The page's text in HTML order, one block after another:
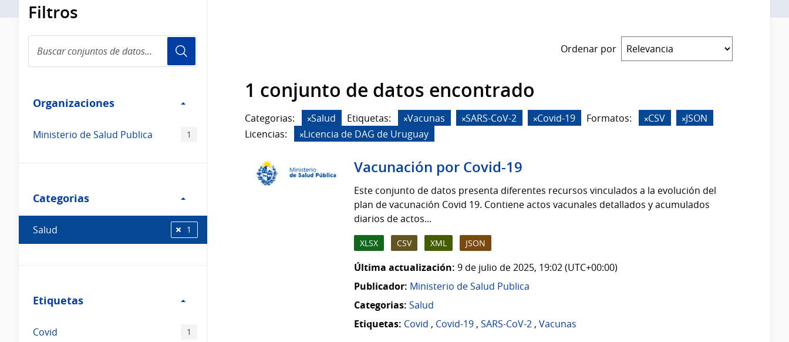
Filtros
conjuntos
de
Organizaciones
Organizaciones
Ministerio de Salud Publica 1
Categorias
Categorias
Salud 1
Etiquetas
Etiquetas
Covid 1
Ordenar por
1 conjunto de datos encontrado
Categorias: Salud Etiquetas: Vacunas SARS-CoV-2 Covid-19 Formatos: CSV
JSON
Licencias:
Licencia de DAG de Uruguay
Vacunación por Covid-19
Este conjunto de datos presenta diferentes recursos vinculados a la evolución del
plan de vacunación Covid 19. Contiene actos vacunales detallados y acumulados
diarios de actos...
XLSX CSV XML JSON
Última actualización: 9 de julio de 2025, 19:02 (UTC+00:00)
Publicador: Ministerio de Salud Publica
Categorias: Salud
Etiquetas: Covid , Covid-19, SARS-CoV-2, Vacunas